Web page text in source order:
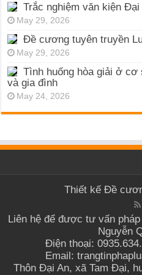
Trắc nghiệm văn kiện
May 29, 2026
Đề cương tuyên truyền
May 29, 2026
Tình huống hòa giải ở
và gia đình
May 24, 2026
Thiết kế Đề
Liên hệ để được tư vấn
Nguyễn
Điện thoại:
Email:
Thôn Đại An, xã Tam Đại,